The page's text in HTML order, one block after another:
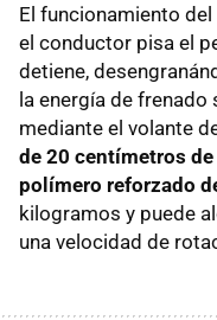
El funcionamiento
el conductor pisa el
detiene,
la energía de frenado
mediante el volante
de 20 centímetros
polímero reforzado
kilogramos y puede
una velocidad de